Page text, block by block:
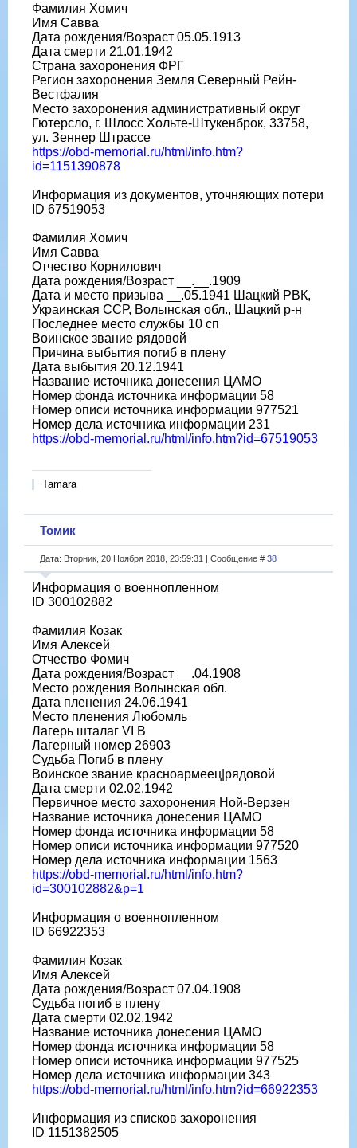
Фамилия Хомич
Имя Савва
Дата рождения/Возраст 05.05.1913
Дата смерти 21.01.1942
Страна захоронения ФРГ
Регион захоронения Земля Северный Рейн-
Вестфалия
Место захоронения административный округ
Гютерсло, г. Шлосс Хольте-Штукенброк, 33758,
ул. Зеннер Штрассе
https://obd-memorial.ru/html/info.htm?
id=1151390878
Информация из документов, уточняющих потери
ID 67519053
Фамилия Хомич
Имя Савва
Отчество Корнилович
Дата рождения/Возраст __.__.1909
Дата и место призыва __.05.1941 Шацкий РВК,
Украинская ССР, Волынская обл., Шацкий р-н
Последнее место службы 10 сп
Воинское звание рядовой
Причина выбытия погиб в плену
Дата выбытия 20.12.1941
Название источника донесения ЦАМО
Номер фонда источника информации 58
Номер описи источника информации 977521
Номер дела источника информации 231
https://obd-memorial.ru/html/info.htm?id=67519053
Tamara
Томик
Дата: Вторник, 20 Ноября 2018, 23:59:31 | Сообщение # 38
Информация о военнопленном
ID 300102882
Фамилия Козак
Имя Алексей
Отчество Фомич
Дата рождения/Возраст __.04.1908
Место рождения Волынская обл.
Дата пленения 24.06.1941
Место пленения Любомль
Лагерь шталаг VI B
Лагерный номер 26903
Судьба Погиб в плену
Воинское звание красноармеец|рядовой
Дата смерти 02.02.1942
Первичное место захоронения Ной-Верзен
Название источника донесения ЦАМО
Номер фонда источника информации 58
Номер описи источника информации 977520
Номер дела источника информации 1563
https://obd-memorial.ru/html/info.htm?
id=300102882&p=1
Информация о военнопленном
ID 66922353
Фамилия Козак
Имя Алексей
Дата рождения/Возраст 07.04.1908
Судьба погиб в плену
Дата смерти 02.02.1942
Название источника донесения ЦАМО
Номер фонда источника информации 58
Номер описи источника информации 977525
Номер дела источника информации 343
https://obd-memorial.ru/html/info.htm?id=66922353
Информация из списков захоронения
ID 1151382505